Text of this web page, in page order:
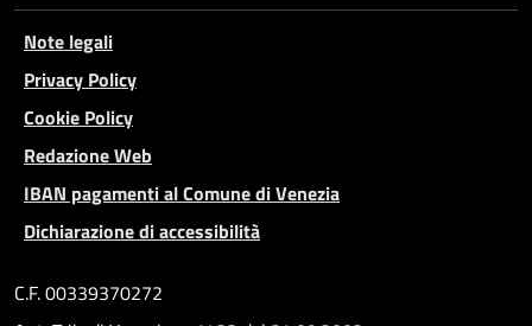
Note legali
Privacy Policy
Cookie Policy
Redazione Web
IBAN pagamenti al Comune di Venezia
Dichiarazione di accessibilità
C.F. 00339370272